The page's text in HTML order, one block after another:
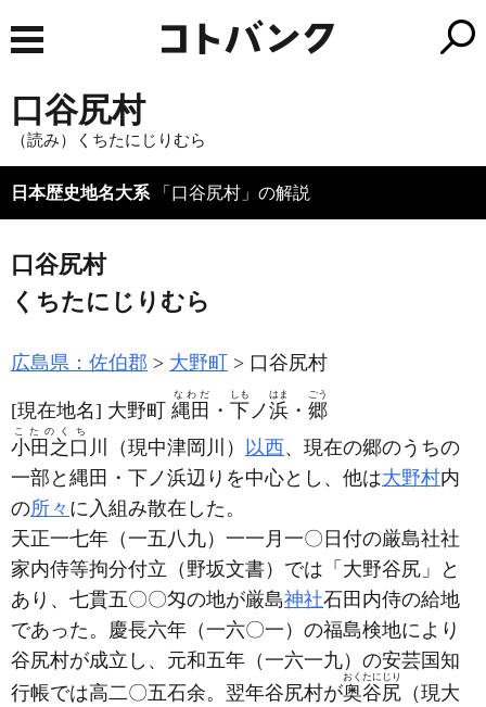
口谷尻村
（読み）くちたにじりむら
日本歴史地名大系 「口谷尻村」の解説
口谷尻村
くちたにじりむら
広島県：佐伯郡 大野町 口谷尻村
[現在地名] 大野町 縄田
なわだ
・ 下
しも
ノ浜
はま
・ 郷
ごう
小田之口
こたのくち
川 （現中津岡川） 以西、現在の郷のうちの
一部と縄田・下ノ浜辺りを中心とし、他は大野村内
の所々 に入組み散在した。
天正一七年 （一五八九） 一一月一〇日付の厳島社社
家内侍等拘分付立 （野坂文書） では「大野谷尻」と
あり、七貫五〇〇匁の地が厳島神社石田内侍の給地
であった。慶長六年 （一六〇一） の福島検地により
谷尻村が成立し、元和五年 （一六一九） の安芸国知
行帳では高二〇五石余。翌年谷尻村が奥谷尻
おくたにじり
（現大